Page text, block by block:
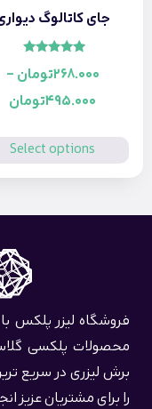
جای کاتالوگ
5.00
268.000تومان –
495.000تومان
Select options
محصولات پلکسی
برش لیزری در سریع
را برای مشتریان عزیز